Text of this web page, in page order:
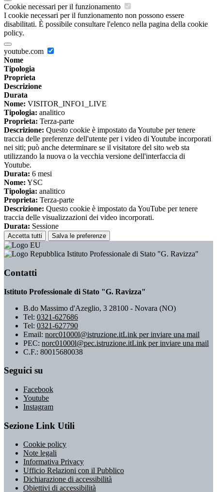
Cookie necessari per il funzionamento
I cookie necessari per il funzionamento non possono essere
disabilitati. È possibile consultare l'elenco nella pagina della cookie
policy.
youtube.com
Nome
Tipologia
Proprieta
Descrizione
Durata
Nome: VISITOR_INFO1_LIVE
Tipologia: analitico
Proprieta: Terza-parte
Descrizione: Questo cookie è impostato da Youtube per tenere
traccia delle preferenze dell'utente per i video di Youtube incorporati
nei siti; può anche determinare se il visitatore del sito web sta
utilizzando la nuova o la vecchia versione dell'interfaccia di
Youtube.
Durata: 6 mesi
Nome: YSC
Tipologia: analitico
Proprieta: Terza-parte
Descrizione: Questo cookie è impostato da YouTube per tenere
traccia delle visualizzazioni dei video incorporati.
Durata: Sessione
Accetta tutti Salva le preferenze
Istituto Professionale di Stato "G. Ravizza"
Contatti
Istituto Professionale di Stato "G. Ravizza"
B.do Massimo d'Azeglio, 3 28100 - Novara (NO)
Tel: 0321-627686
Tel: 0321-627790
Email: norc01000l@istruzione.itLink per inviare una mail
PEC: norc01000l@pec.istruzione.itLink per inviare una mail
C.F.: 80015680038
Seguici su
Facebook
Youtube
Instagram
Sezione Link Utili
Cookie policy
Note legali
Informativa Privacy
Ufficio Relazioni con il Pubblico
Dichiarazione di accessibilità
Obiettivi di accessibilità